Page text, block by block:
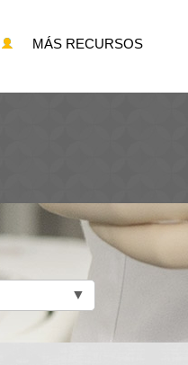
MÁS RECURSOS
▼